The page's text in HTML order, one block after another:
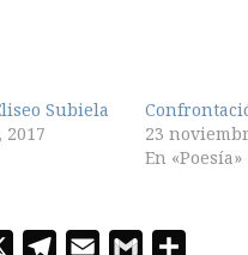
Subiela
23
En «Poesía»